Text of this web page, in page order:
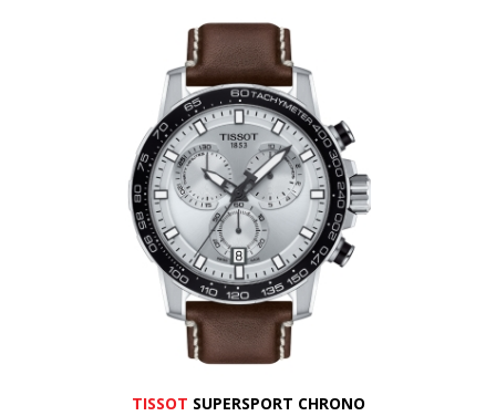
TISSOT SUPERSPORT CHRONO